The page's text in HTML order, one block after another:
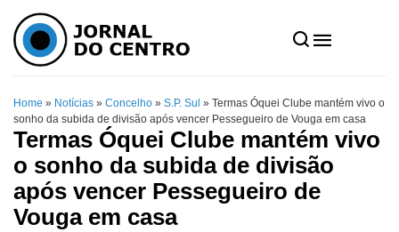
Home » Notícias » Concelho » S.P. Sul » Termas Óquei Clube mantém vivo o
sonho da subida de divisão após vencer Pessegueiro de Vouga em casa
Termas Óquei Clube mantém vivo
o sonho da subida de divisão
após vencer Pessegueiro de
Vouga em casa